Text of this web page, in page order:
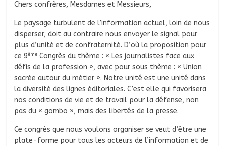
Chers confrères, Mesdames et Messieurs,
Le paysage turbulent de l’information actuel, loin de nous
disperser, doit au contraire nous envoyer le signal pour
plus d’unité et de confraternité. D’où la proposition pour
ce 9ème Congrès du thème : « Les journalistes face aux
défis de la profession », avec pour sous thème : « Union
sacrée autour du métier ». Notre unité est une unité dans
la diversité des lignes éditoriales. C’est elle qui favorisera
nos conditions de vie et de travail pour la défense, non
pas du « gombo », mais des libertés de la presse.
Ce congrès que nous voulons organiser se veut d’être une
plate-forme pour tous les acteurs de l’information et de